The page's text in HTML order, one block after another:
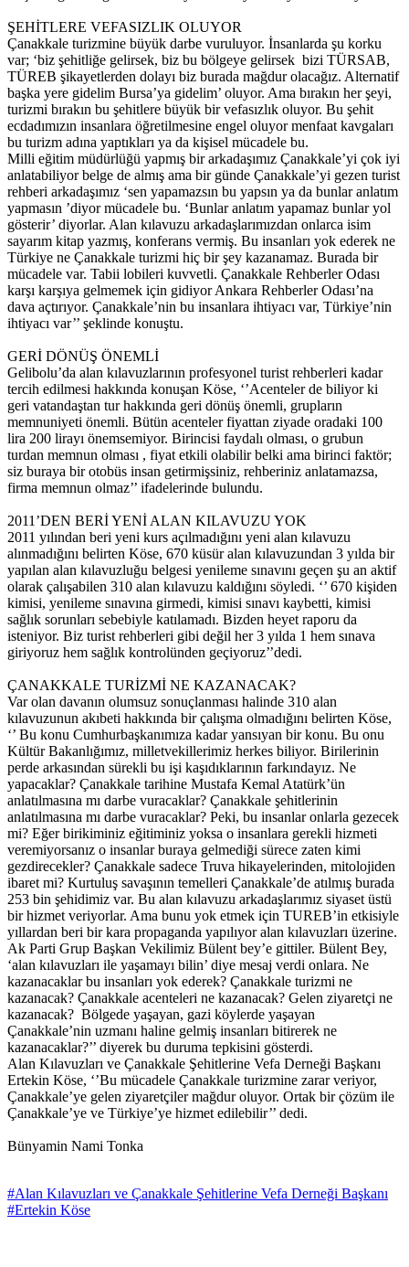
ŞEHİTLERE VEFASIZLIK OLUYOR
Çanakkale turizmine büyük darbe vuruluyor. İnsanlarda şu korku
var; ‘biz şehitliğe gelirsek, biz bu bölgeye gelirsek bizi TÜRSAB,
TÜREB şikayetlerden dolayı biz burada mağdur olacağız. Alternatif
başka yere gidelim Bursa’ya gidelim’ oluyor. Ama bırakın her şeyi,
turizmi bırakın bu şehitlere büyük bir vefasızlık oluyor. Bu şehit
ecdadımızın insanlara öğretilmesine engel oluyor menfaat kavgaları
bu turizm adına yaptıkları ya da kişisel mücadele bu.
Milli eğitim müdürlüğü yapmış bir arkadaşımız Çanakkale’yi çok iyi
anlatabiliyor belge de almış ama bir günde Çanakkale’yi gezen turist
rehberi arkadaşımız ‘sen yapamazsın bu yapsın ya da bunlar anlatım
yapmasın ’diyor mücadele bu. ‘Bunlar anlatım yapamaz bunlar yol
gösterir’ diyorlar. Alan kılavuzu arkadaşlarımızdan onlarca isim
sayarım kitap yazmış, konferans vermiş. Bu insanları yok ederek ne
Türkiye ne Çanakkale turizmi hiç bir şey kazanamaz. Burada bir
mücadele var. Tabii lobileri kuvvetli. Çanakkale Rehberler Odası
karşı karşıya gelmemek için gidiyor Ankara Rehberler Odası’na
dava açtırıyor. Çanakkale’nin bu insanlara ihtiyacı var, Türkiye’nin
ihtiyacı var’’ şeklinde konuştu.
GERİ DÖNÜŞ ÖNEMLİ
Gelibolu’da alan kılavuzlarının profesyonel turist rehberleri kadar
tercih edilmesi hakkında konuşan Köse, ‘’Acenteler de biliyor ki
geri vatandaştan tur hakkında geri dönüş önemli, grupların
memnuniyeti önemli. Bütün acenteler fiyattan ziyade oradaki 100
lira 200 lirayı önemsemiyor. Birincisi faydalı olması, o grubun
turdan memnun olması , fiyat etkili olabilir belki ama birinci faktör;
siz buraya bir otobüs insan getirmişsiniz, rehberiniz anlatamazsa,
firma memnun olmaz’’ ifadelerinde bulundu.
2011’DEN BERİ YENİ ALAN KILAVUZU YOK
2011 yılından beri yeni kurs açılmadığını yeni alan kılavuzu
alınmadığını belirten Köse, 670 küsür alan kılavuzundan 3 yılda bir
yapılan alan kılavuzluğu belgesi yenileme sınavını geçen şu an aktif
olarak çalışabilen 310 alan kılavuzu kaldığını söyledi. ‘’ 670 kişiden
kimisi, yenileme sınavına girmedi, kimisi sınavı kaybetti, kimisi
sağlık sorunları sebebiyle katılamadı. Bizden heyet raporu da
isteniyor. Biz turist rehberleri gibi değil her 3 yılda 1 hem sınava
giriyoruz hem sağlık kontrolünden geçiyoruz’’dedi.
ÇANAKKALE TURİZMİ NE KAZANACAK?
Var olan davanın olumsuz sonuçlanması halinde 310 alan
kılavuzunun akıbeti hakkında bir çalışma olmadığını belirten Köse,
‘’ Bu konu Cumhurbaşkanımıza kadar yansıyan bir konu. Bu onu
Kültür Bakanlığımız, milletvekillerimiz herkes biliyor. Birilerinin
perde arkasından sürekli bu işi kaşıdıklarının farkındayız. Ne
yapacaklar? Çanakkale tarihine Mustafa Kemal Atatürk’ün
anlatılmasına mı darbe vuracaklar? Çanakkale şehitlerinin
anlatılmasına mı darbe vuracaklar? Peki, bu insanlar onlarla gezecek
mi? Eğer birikiminiz eğitiminiz yoksa o insanlara gerekli hizmeti
veremiyorsanız o insanlar buraya gelmediği sürece zaten kimi
gezdirecekler? Çanakkale sadece Truva hikayelerinden, mitolojiden
ibaret mi? Kurtuluş savaşının temelleri Çanakkale’de atılmış burada
253 bin şehidimiz var. Bu alan kılavuzu arkadaşlarımız siyaset üstü
bir hizmet veriyorlar. Ama bunu yok etmek için TUREB’in etkisiyle
yıllardan beri bir kara propaganda yapılıyor alan kılavuzları üzerine.
Ak Parti Grup Başkan Vekilimiz Bülent bey’e gittiler. Bülent Bey,
‘alan kılavuzları ile yaşamayı bilin’ diye mesaj verdi onlara. Ne
kazanacaklar bu insanları yok ederek? Çanakkale turizmi ne
kazanacak? Çanakkale acenteleri ne kazanacak? Gelen ziyaretçi ne
kazanacak? Bölgede yaşayan, gazi köylerde yaşayan
Çanakkale’nin uzmanı haline gelmiş insanları bitirerek ne
kazanacaklar?’’ diyerek bu duruma tepkisini gösterdi.
Alan Kılavuzları ve Çanakkale Şehitlerine Vefa Derneği Başkanı
Ertekin Köse, ‘’Bu mücadele Çanakkale turizmine zarar veriyor,
Çanakkale’ye gelen ziyaretçiler mağdur oluyor. Ortak bir çözüm ile
Çanakkale’ye ve Türkiye’ye hizmet edilebilir’’ dedi.
Bünyamin Nami Tonka
#Alan Kılavuzları ve Çanakkale Şehitlerine Vefa Derneği Başkanı
#Ertekin Köse